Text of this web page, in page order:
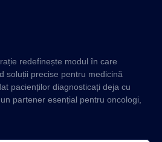
redefinește modul în care
soluții precise pentru medicină
pacienților diagnosticați deja cu
partener esențial pentru oncologi,